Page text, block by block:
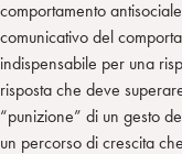
comportamento
comunicativo del
indispensabile per una
risposta che deve
“punizione” di un gesto
un percorso di crescita